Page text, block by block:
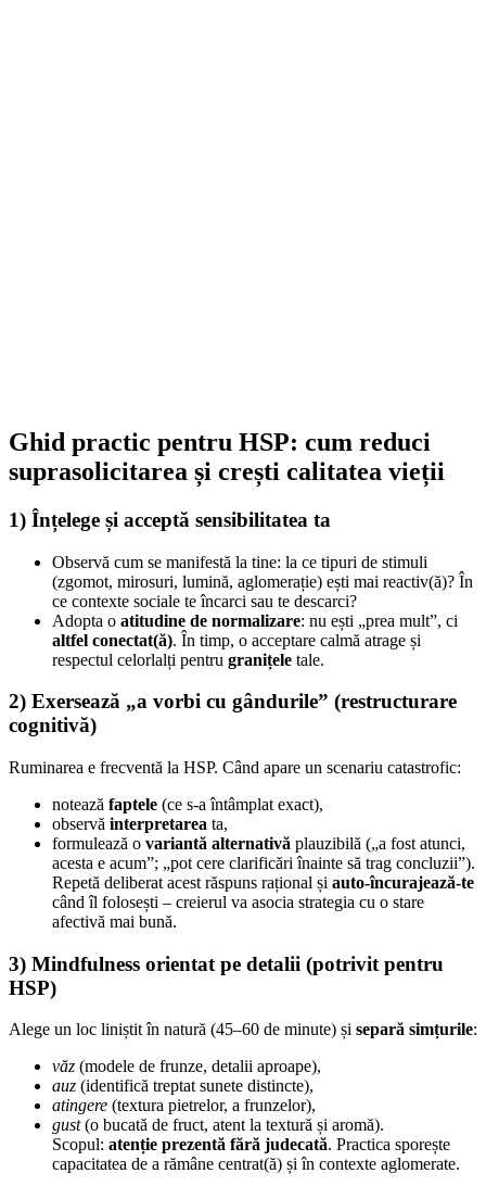
Ghid practic pentru HSP: cum reduci
suprasolicitarea și crești calitatea vieții
1) Înțelege și acceptă sensibilitatea ta
Observă cum se manifestă la tine: la ce tipuri de stimuli
(zgomot, mirosuri, lumină, aglomerație) ești mai reactiv(ă)? În
ce contexte sociale te încarci sau te descarci?
Adopta o atitudine de normalizare: nu ești „prea mult”, ci
altfel conectat(ă). În timp, o acceptare calmă atrage și
respectul celorlalți pentru granițele tale.
2) Exersează „a vorbi cu gândurile” (restructurare
cognitivă)
Ruminarea e frecventă la HSP. Când apare un scenariu catastrofic:
notează faptele (ce s-a întâmplat exact),
observă interpretarea ta,
formulează o variantă alternativă plauzibilă („a fost atunci,
acesta e acum”; „pot cere clarificări înainte să trag concluzii”).
Repetă deliberat acest răspuns rațional și auto-încurajează-te
când îl folosești – creierul va asocia strategia cu o stare
afectivă mai bună.
3) Mindfulness orientat pe detalii (potrivit pentru
HSP)
Alege un loc liniștit în natură (45–60 de minute) și separă simțurile:
văz (modele de frunze, detalii aproape),
auz (identifică treptat sunete distincte),
atingere (textura pietrelor, a frunzelor),
gust(o bucată de fruct, atent la textură și aromă).
Scopul: atenție prezentă fără judecată. Practica sporește
capacitatea de a rămâne centrat(ă) și în contexte aglomerate.